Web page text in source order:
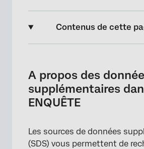
Contenus de cette
Ajout d’un élément de données
supplémentaire au Flux
Utilisation de données
la logique de branche
A propos des
supplémentaires
ENQUÊTE
Les sources de données
(SDS) vous permettent de